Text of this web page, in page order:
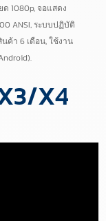
ด 1080p, จอแสดง
ANSI, ระบบปฏิบัติ
ค้า 6 เดือน, ใช้งาน
X4